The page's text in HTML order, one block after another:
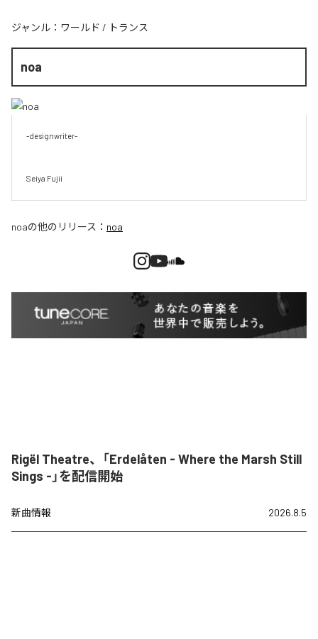
ジャンル： ワールド / トランス
noa
-designwriter-
Seiya Fujii
noaの他のリリース： noa
Rigël Theatre、「Erdelåten - Where the Marsh Still
Sings -」を配信開始
新曲情報 2026.8.5